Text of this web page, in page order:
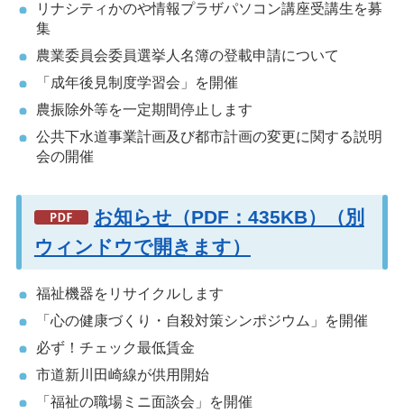
リナシティかのや情報プラザパソコン講座受講生を募
集
農業委員会委員選挙人名簿の登載申請について
「成年後見制度学習会」を開催
農振除外等を一定期間停止します
公共下水道事業計画及び都市計画の変更に関する説明
会の開催
お知らせ（PDF：435KB）（別
ウィンドウで開きます）
福祉機器をリサイクルします
「心の健康づくり・自殺対策シンポジウム」を開催
必ず！チェック最低賃金
市道新川田崎線が供用開始
「福祉の職場ミニ面談会」を開催